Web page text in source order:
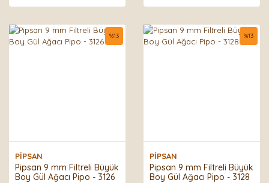
PİPSAN
Pipsan 9 mm Filtreli Büyük
Boy Gül Ağacı Pipo - 3126
%13
PİPSAN
Pipsan 9 mm Filtreli Büyük
Boy Gül Ağacı Pipo - 3128
%13